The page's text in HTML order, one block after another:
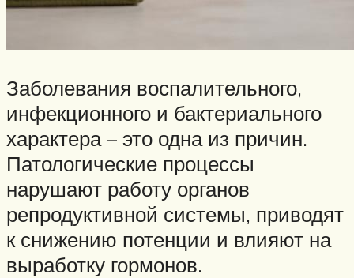
Заболевания воспалительного,
инфекционного и бактериального
характера – это одна из причин.
Патологические процессы
нарушают работу органов
репродуктивной системы, приводят
к снижению потенции и влияют на
выработку гормонов.